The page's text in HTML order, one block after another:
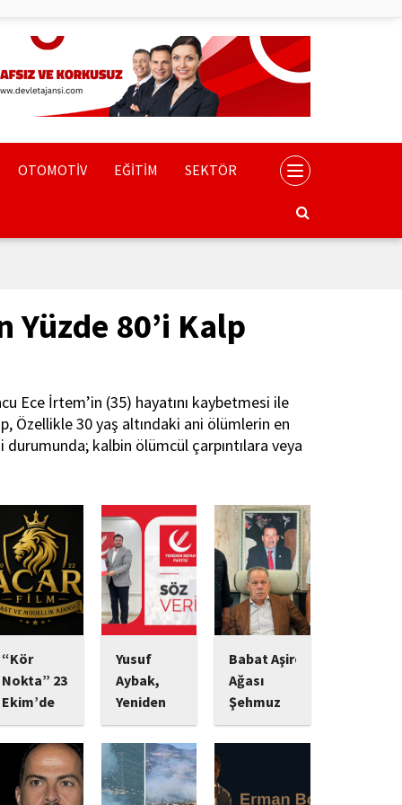
OTOMOTİV EĞİTİM SEKTÖR
80’i Kalp
Ece İrtem’in (35) hayatını kaybetmesi ile
Özellikle 30 yaş altındaki ani ölümlerin en
kalbin ölümcül çarpıntılara veya
“Kör
Nokta” 23
Ekim’de
Vizyonda:
Psikolojik
Gerilim
Tutkunlarını
Yusuf
Aybak,
Yeniden
Refah
Partisi
Sultangazi
Gençlik
Babat Aşiret
Ağası
Şehmuz
Babat,
Devletine
Yatırımlarıyla